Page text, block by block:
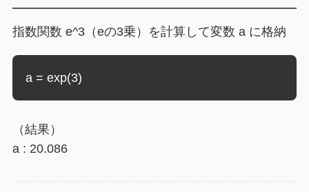
指数関数 e^3（eの3乗）を計算して変数 a に格納
a = exp(3)
（結果）
a : 20.086